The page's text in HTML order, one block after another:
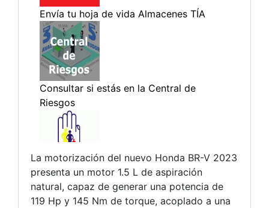
La motorización del nuevo Honda BR-V 2023
presenta un motor 1.5 L de aspiración
natural, capaz de generar una potencia de
119 Hp y 145 Nm de torque, acoplado a una